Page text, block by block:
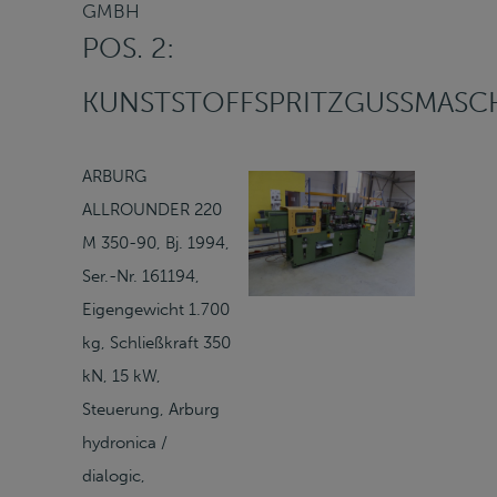
GMBH
POS. 2:
ARBURG
ALLROUNDER 220
M 350-90, Bj. 1994,
Ser.-Nr. 161194,
Eigengewicht 1.700
kg, Schließkraft 350
kN, 15 kW,
Steuerung, Arburg
hydronica /
dialogic,